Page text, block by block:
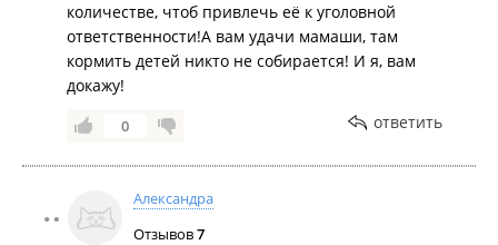
количестве, чтоб привлечь её к уголовной
ответственности!А вам удачи мамаши, там
кормить детей никто не собирается! И я, вам
докажу!
0 ответить
Александра
Отзывов7